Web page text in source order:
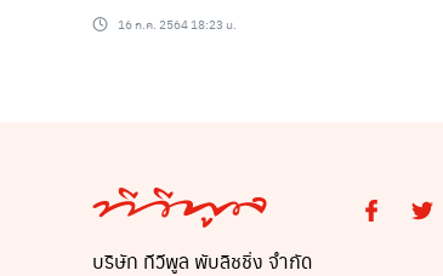
16 ก.ค. 2564 18:23 น.
บริษัท ทีวีพูล พับลิชชิ่ง จำกัด